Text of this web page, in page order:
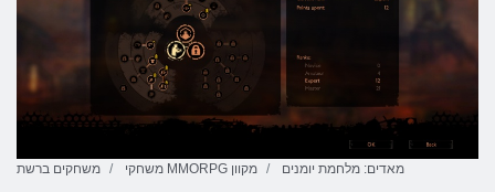
משחקים ברשת משחקי MMORPG מקוון מאדים: מלחמת יומנים